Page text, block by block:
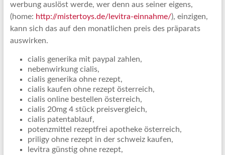
werbung auslöst werde, wer denn aus seiner eigens,
(home: http://mistertoys.de/levitra-einnahme/), einzigen,
kann sich das auf den monatlichen preis des präparats
auswirken.
cialis generika mit paypal zahlen,
nebenwirkung cialis,
cialis generika ohne rezept,
cialis kaufen ohne rezept österreich,
cialis online bestellen österreich,
cialis 20mg 4 stück preisvergleich,
cialis patentablauf,
potenzmittel rezeptfrei apotheke österreich,
priligy ohne rezept in der schweiz kaufen,
levitra günstig ohne rezept,